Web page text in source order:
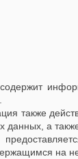
также
данных, а
на